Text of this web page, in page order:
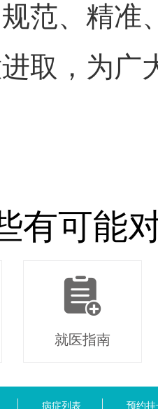
范、精准
取，为广
有可能
就医指南
病症列表 预约挂